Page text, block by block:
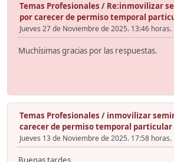
Temas Profesionales / Re:inmovilizar
por carecer de permiso temporal
Jueves 27 de Noviembre de 2025. 13:46 horas.
Muchísimas gracias por las respuestas.
Temas Profesionales / inmovilizar
carecer de permiso temporal particular
Jueves 13 de Noviembre de 2025. 17:58 horas.